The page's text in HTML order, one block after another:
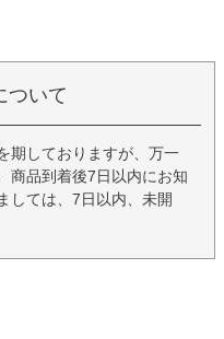
ついて
期しておりますが、万一
商品到着後7日以内にお知
しては、7日以内、未開